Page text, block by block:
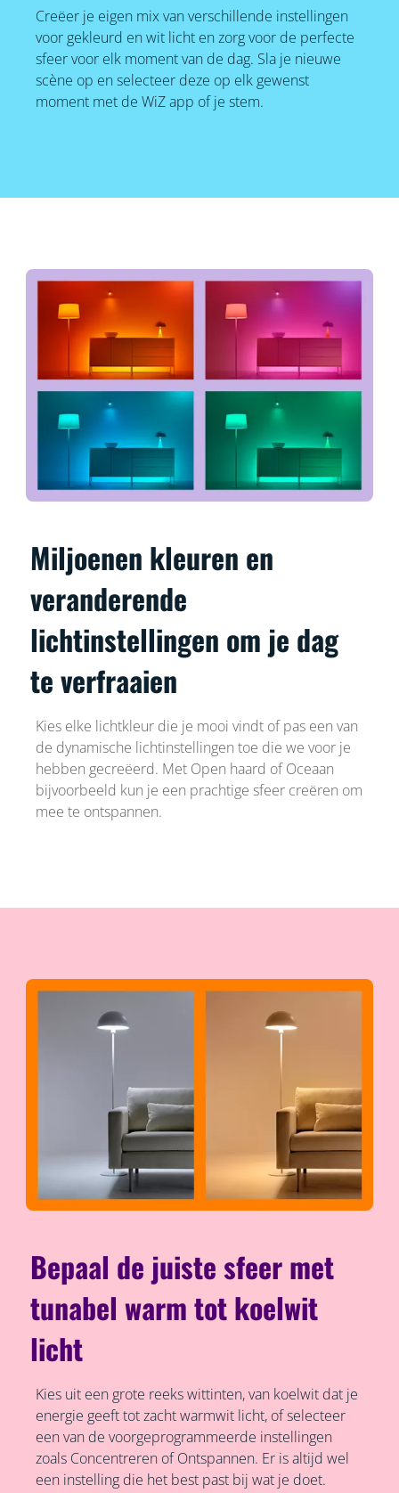
Creëer je eigen mix van verschillende instellingen
voor gekleurd en wit licht en zorg voor de perfecte
sfeer voor elk moment van de dag. Sla je nieuwe
scène op en selecteer deze op elk gewenst
moment met de WiZ app of je stem.
Miljoenen kleuren en
veranderende
lichtinstellingen om je dag
te verfraaien
Kies elke lichtkleur die je mooi vindt of pas een van
de dynamische lichtinstellingen toe die we voor je
hebben gecreëerd. Met Open haard of Oceaan
bijvoorbeeld kun je een prachtige sfeer creëren om
mee te ontspannen.
Bepaal de juiste sfeer met
tunabel warm tot koelwit
licht
Kies uit een grote reeks wittinten, van koelwit dat je
energie geeft tot zacht warmwit licht, of selecteer
een van de voorgeprogrammeerde instellingen
zoals Concentreren of Ontspannen. Er is altijd wel
een instelling die het best past bij wat je doet.